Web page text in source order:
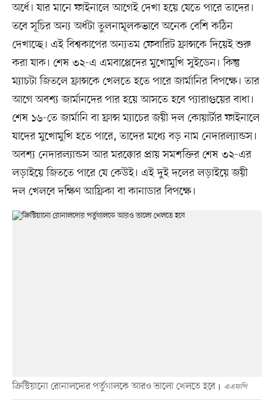
অর্ধে। যার মানে ফাইনালে আগেই দেখা হয়ে যেতে পারে তাদের।
তবে সূচির অন্য অর্ধটা তুলনামূলকভাবে অনেক বেশি কঠিন
দেখাচ্ছে। এই বিশ্বকাপের অন্যতম ফেবারিট ফ্রান্সকে দিয়েই শুরু
করা যাক। শেষ ৩২-এ এমবাপ্পেদের মুখোমুখি সুইডেন। কিন্তু
ম্যাচটা জিতলে ফ্রান্সকে খেলতে হতে পারে জার্মানির বিপক্ষে। তার
আগে অবশ্য জার্মানদের পার হয়ে আসতে হবে প্যারাগুয়ের বাধা।
শেষ ১৬-তে জার্মানি বা ফ্রান্স ম্যাচের জয়ী দল কোয়ার্টার ফাইনালে
যাদের মুখোমুখি হতে পারে, তাদের মধ্যে বড় নাম নেদারল্যান্ডস।
অবশ্য নেদারল্যান্ডস আর মরক্কোর প্রায় সমশক্তির শেষ ৩২-এর
লড়াইয়ে জিততে পারে যে কেউই। এই দুই দলের লড়াইয়ে জয়ী
দল খেলবে দক্ষিণ আফ্রিকা বা কানাডার বিপক্ষে।
ক্রিস্টিয়ানো রোনালদোর পর্তুগালকে আরও ভালো খেলতে হবে এএফপি